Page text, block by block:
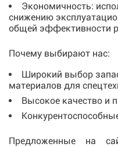
Экономичность:
снижению
общей эффективности
Почему выбирают нас:
Широкий выбор
материалов для
Высокое качество и
Предложенные на